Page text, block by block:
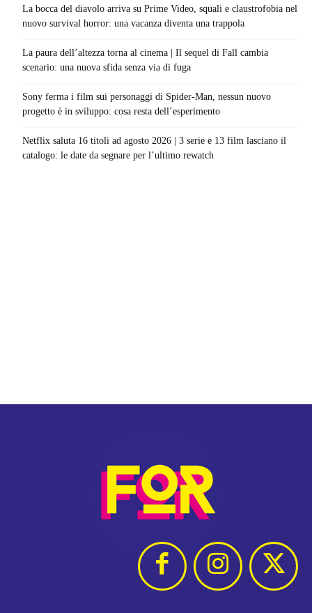
La bocca del diavolo arriva su Prime Video, squali e claustrofobia nel
nuovo survival horror: una vacanza diventa una trappola
La paura dell’altezza torna al cinema | Il sequel di Fall cambia
scenario: una nuova sfida senza via di fuga
Sony ferma i film sui personaggi di Spider-Man, nessun nuovo
progetto è in sviluppo: cosa resta dell’esperimento
Netflix saluta 16 titoli ad agosto 2026 | 3 serie e 13 film lasciano il
catalogo: le date da segnare per l’ultimo rewatch